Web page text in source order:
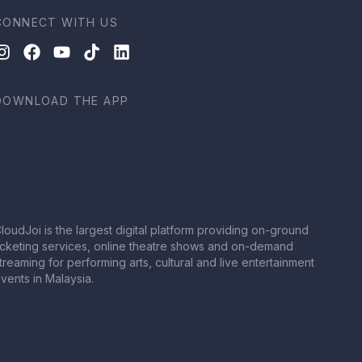
WITH US
THE APP
is the largest digital platform providing on-ground
services, online theatre shows and on-demand
for performing arts, cultural and live entertainment
in Malaysia.